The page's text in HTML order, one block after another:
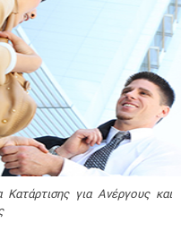
για Ανέργους και